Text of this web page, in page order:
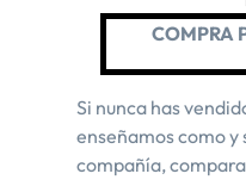
COMPRA
Si nunca has
enseñamos como y
compañía,